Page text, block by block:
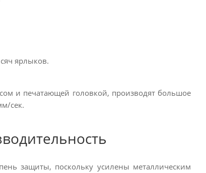
ярлыков.
и печатающей головкой, производят большое
сек.
защиты, поскольку усилены металлическим